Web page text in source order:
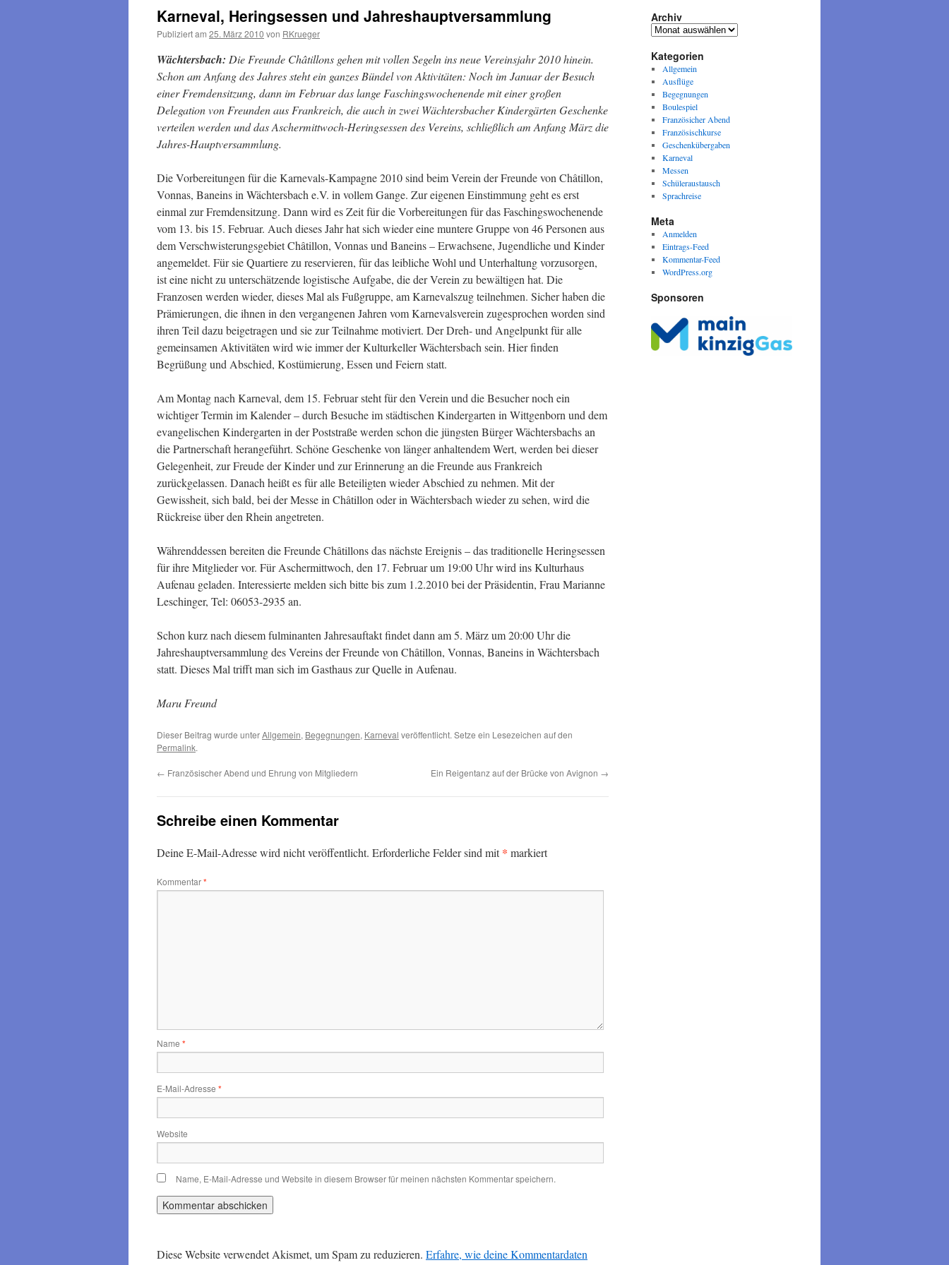
Karneval, Heringsessen und Jahreshauptversammlung
Publiziert am 25. März 2010 von RKrueger
Wächtersbach: Die Freunde Châtillons gehen mit vollen Segeln ins neue Vereinsjahr 2010 hinein.
Schon am Anfang des Jahres steht ein ganzes Bündel von Aktivitäten: Noch im Januar der Besuch
einer Fremdensitzung, dann im Februar das lange Faschingswochenende mit einer großen
Delegation von Freunden aus Frankreich, die auch in zwei Wächtersbacher Kindergärten Geschenke
verteilen werden und das Aschermittwoch-Heringsessen des Vereins, schließlich am Anfang März die
Jahres-Hauptversammlung.
Die Vorbereitungen für die Karnevals-Kampagne 2010 sind beim Verein der Freunde von Châtillon,
Vonnas, Baneins in Wächtersbach e.V. in vollem Gange. Zur eigenen Einstimmung geht es erst
einmal zur Fremdensitzung. Dann wird es Zeit für die Vorbereitungen für das Faschingswochenende
vom 13. bis 15. Februar. Auch dieses Jahr hat sich wieder eine muntere Gruppe von 46 Personen aus
dem Verschwisterungsgebiet Châtillon, Vonnas und Baneins – Erwachsene, Jugendliche und Kinder
angemeldet. Für sie Quartiere zu reservieren, für das leibliche Wohl und Unterhaltung vorzusorgen,
ist eine nicht zu unterschätzende logistische Aufgabe, die der Verein zu bewältigen hat. Die
Franzosen werden wieder, dieses Mal als Fußgruppe, am Karnevalszug teilnehmen. Sicher haben die
Prämierungen, die ihnen in den vergangenen Jahren vom Karnevalsverein zugesprochen worden sind
ihren Teil dazu beigetragen und sie zur Teilnahme motiviert. Der Dreh- und Angelpunkt für alle
gemeinsamen Aktivitäten wird wie immer der Kulturkeller Wächtersbach sein. Hier finden
Begrüßung und Abschied, Kostümierung, Essen und Feiern statt.
Am Montag nach Karneval, dem 15. Februar steht für den Verein und die Besucher noch ein
wichtiger Termin im Kalender – durch Besuche im städtischen Kindergarten in Wittgenborn und dem
evangelischen Kindergarten in der Poststraße werden schon die jüngsten Bürger Wächtersbachs an
die Partnerschaft herangeführt. Schöne Geschenke von länger anhaltendem Wert, werden bei dieser
Gelegenheit, zur Freude der Kinder und zur Erinnerung an die Freunde aus Frankreich
zurückgelassen. Danach heißt es für alle Beteiligten wieder Abschied zu nehmen. Mit der
Gewissheit, sich bald, bei der Messe in Châtillon oder in Wächtersbach wieder zu sehen, wird die
Rückreise über den Rhein angetreten.
Währenddessen bereiten die Freunde Châtillons das nächste Ereignis – das traditionelle Heringsessen
für ihre Mitglieder vor. Für Aschermittwoch, den 17. Februar um 19:00 Uhr wird ins Kulturhaus
Aufenau geladen. Interessierte melden sich bitte bis zum 1.2.2010 bei der Präsidentin, Frau Marianne
Leschinger, Tel: 06053-2935 an.
Schon kurz nach diesem fulminanten Jahresauftakt findet dann am 5. März um 20:00 Uhr die
Jahreshauptversammlung des Vereins der Freunde von Châtillon, Vonnas, Baneins in Wächtersbach
statt. Dieses Mal trifft man sich im Gasthaus zur Quelle in Aufenau.
Maru Freund
Dieser Beitrag wurde unterAllgemein, Begegnungen, Karneval veröffentlicht. Setze ein Lesezeichen auf den
Permalink.
← Französischer Abend und Ehrung von Mitgliedern Ein Reigentanz auf der Brücke von Avignon →
Schreibe einen Kommentar
Deine E-Mail-Adresse wird nicht veröffentlicht. Erforderliche Felder sind mit* markiert
Kommentar*
Name *
E-Mail-Adresse *
Website
Name, E-Mail-Adresse und Website in diesem Browser für meinen nächsten Kommentar speichern.
Diese Website verwendet Akismet, um Spam zu reduzieren. Erfahre, wie deine Kommentardaten
Archiv
Archiv
Kategorien
Allgemein
Ausflüge
Begegnungen
Boulespiel
Französicher Abend
Französischkurse
Geschenkübergaben
Karneval
Messen
Schüleraustausch
Sprachreise
Meta
Anmelden
Eintrags-Feed
Kommentar-Feed
WordPress.org
Sponsoren